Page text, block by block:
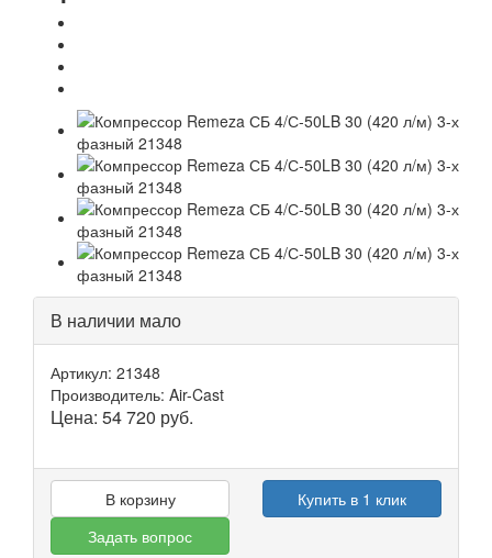
В наличии мало
Артикул: 21348
Производитель: Air-Cast
Цена: 54 720 руб.
В корзину
Купить в 1 клик
Задать вопрос